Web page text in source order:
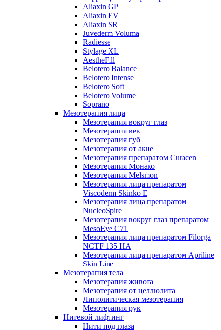
Aliaxin GP
Aliaxin EV
Aliaxin SR
Juvederm Voluma
Radiesse
Stylage XL
AestheFill
Belotero Balance
Belotero Intense
Belotero Soft
Belotero Volume
Soprano
Мезотерапия лица
Мезотерапия вокруг глаз
Мезотерапия век
Мезотерапия губ
Мезотерапия от акне
Мезотерапия препаратом Curacen
Мезотерапия Монако
Мезотерапия Melsmon
Мезотерапия лица препаратом
Viscoderm Skinko E
Мезотерапия лица препаратом
NucleoSpire
Мезотерапия вокруг глаз препаратом
MesoEye С71
Мезотерапия лица препаратом Filorga
NCTF 135 HA
Мезотерапия лица препаратом Apriline
Skin Line
Мезотерапия тела
Мезотерапия живота
Мезотерапия от целлюлита
Липолитическая мезотерапия
Мезотерапия рук
Нитевой лифтинг
Нити под глаза